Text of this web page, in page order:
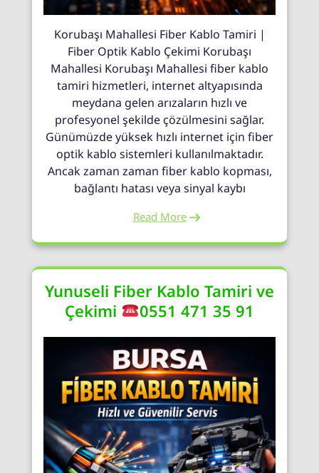
Korubaşı Mahallesi Fiber Kablo Tamiri |
Fiber Optik Kablo Çekimi Korubaşı
Mahallesi Korubaşı Mahallesi fiber kablo
tamiri hizmetleri, internet altyapısında
meydana gelen arızaların hızlı ve
profesyonel şekilde çözülmesini sağlar.
Günümüzde yüksek hızlı internet için fiber
optik kablo sistemleri kullanılmaktadır.
Ancak zaman zaman fiber kablo kopması,
bağlantı hatası veya sinyal kaybı
Read More
Yunuseli Fiber Kablo Tamiri ve
Çekimi
0551 471 35 91